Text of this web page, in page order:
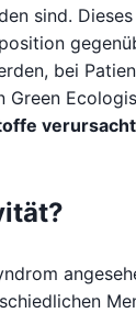
sind.
bei
Green